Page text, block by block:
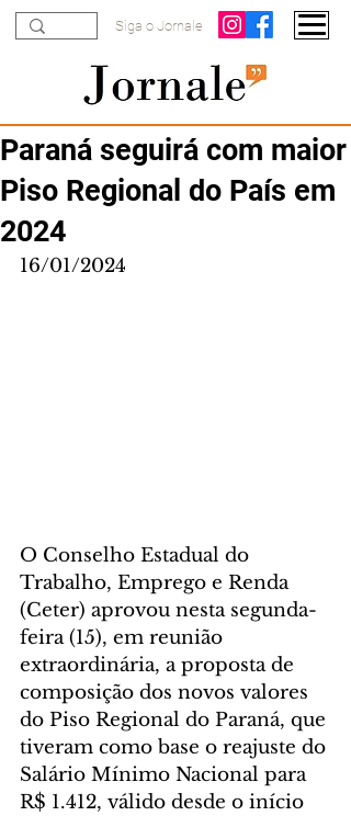
Siga o Jornale
Paraná seguirá com maior
Piso Regional do País em
2024
16/01/2024
O Conselho Estadual do
Trabalho, Emprego e Renda
(Ceter) aprovou nesta segunda-
feira (15), em reunião
extraordinária, a proposta de
composição dos novos valores
do Piso Regional do Paraná, que
tiveram como base o reajuste do
Salário Mínimo Nacional para
R$ 1.412, válido desde o início